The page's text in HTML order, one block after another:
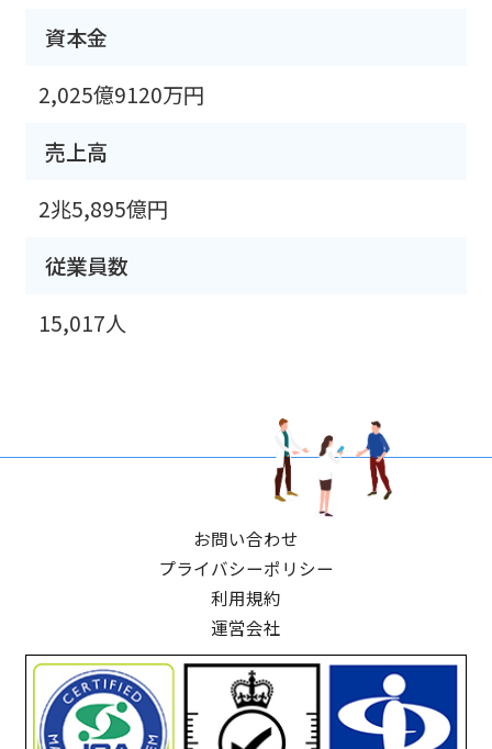
資本金
2,025億9120万円
売上高
2兆5,895億円
従業員数
15,017人
お問い合わせ
プライバシーポリシー
利用規約
運営会社